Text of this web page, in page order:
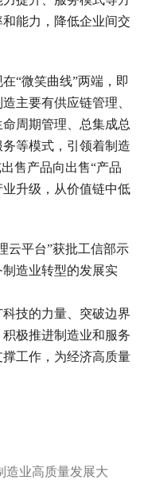
能力，降低企业间交
“微笑曲线”两端，即
主要有供应链管理、
周期管理、总集成总
等模式，引领着制造
售产品向出售“产品
升级，从价值链中低
平台”获批工信部示
造业转型的发展实
技的力量、突破边界
极推进制造业和服务
工作，为经济高质量
造业高质量发展大